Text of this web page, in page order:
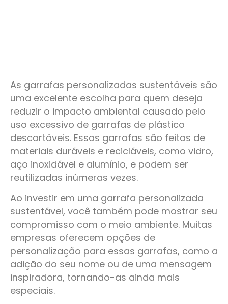
As garrafas personalizadas sustentáveis são
uma excelente escolha para quem deseja
reduzir o impacto ambiental causado pelo
uso excessivo de garrafas de plástico
descartáveis. Essas garrafas são feitas de
materiais duráveis e recicláveis, como vidro,
aço inoxidável e alumínio, e podem ser
reutilizadas inúmeras vezes.
Ao investir em uma garrafa personalizada
sustentável, você também pode mostrar seu
compromisso com o meio ambiente. Muitas
empresas oferecem opções de
personalização para essas garrafas, como a
adição do seu nome ou de uma mensagem
inspiradora, tornando-as ainda mais
especiais.